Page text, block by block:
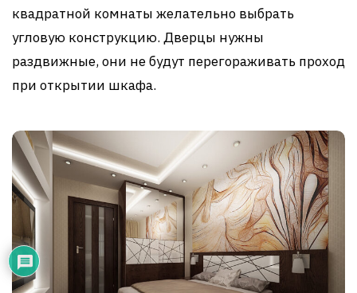
квадратной комнаты желательно выбрать
угловую конструкцию. Дверцы нужны
раздвижные, они не будут перегораживать проход
при открытии шкафа.